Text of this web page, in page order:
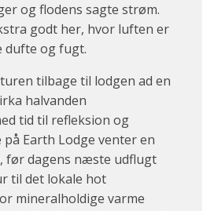
og flodens sagte strøm.
godt her, hvor luften er
og fugt.
tilbage til lodgen ad en
halvanden
tid til refleksion og
Earth Lodge venter en
før dagens næste udflugt
til det lokale hot
mineralholdige varme